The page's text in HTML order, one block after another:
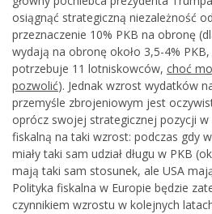
osiągnąć strategiczną niezależność
przeznaczenie 10% PKB na obronę
wydają na obronę około 3,5-4%
potrzebuje 11 lotniskowców, choć
pozwolić). Jednak wzrost wydatków
przemyśle zbrojeniowym jest
oprócz swojej strategicznej pozycji
fiskalną na taki wzrost: podczas gdy
miały taki sam udział długu w PKB
mają taki sam stosunek, ale USA
Polityka fiskalna w Europie będzie
czynnikiem wzrostu w kolejnych